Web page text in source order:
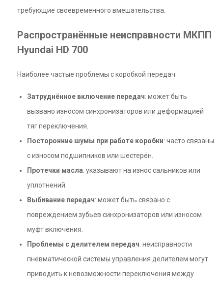
требующие своевременного вмешательства.
Распространённые неисправности МКПП
Hyundai HD 700
Наиболее частые проблемы с коробкой передач:
Затруднённое включение передач: может быть
вызвано износом синхронизаторов или деформацией
тяг переключения.
Посторонние шумы при работе коробки: часто связаны
с износом подшипников или шестерён.
Протечки масла: указывают на износ сальников или
уплотнений.
Выбивание передач: может быть связано с
повреждением зубьев синхронизаторов или износом
муфт включения.
Проблемы с делителем передач: неисправности
пневматической системы управления делителем могут
приводить к невозможности переключения между